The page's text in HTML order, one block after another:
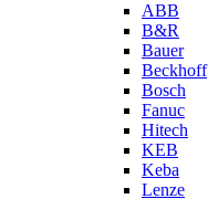
ABB
B&R
Bauer
Beckhoff
Bosch
Fanuc
Hitech
KEB
Keba
Lenze